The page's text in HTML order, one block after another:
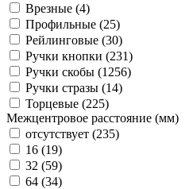
Врезные (4)
Профильные (25)
Рейлинговые (30)
Ручки кнопки (231)
Ручки скобы (1256)
Ручки стразы (14)
Торцевые (225)
Межцентровое расстояние (мм)
отсутствует (235)
16 (19)
32 (59)
64 (34)